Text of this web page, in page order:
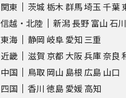
関東
茨城 栃木 群馬埼玉 千葉
信越・北陸
新潟長野 富山 石川
東海
静岡 岐阜 愛知 三重
近畿
滋賀 京都 大阪兵庫奈良
中国
鳥取 岡山 島根 広島 山口
四国
香川 徳島 愛媛 高知